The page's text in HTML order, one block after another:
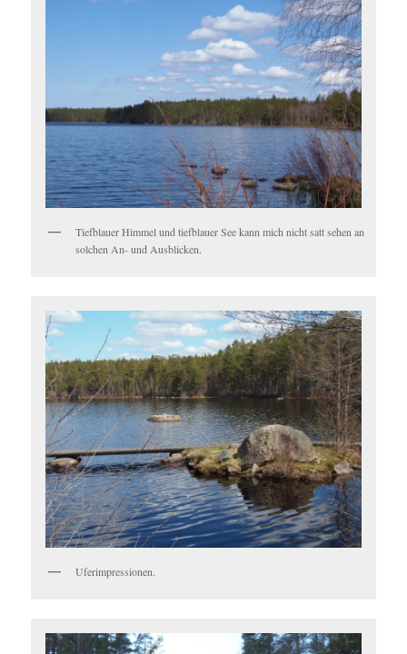
Tiefblauer Himmel und tiefblauer See kann mich nicht satt sehen an
solchen An- und Ausblicken.
Uferimpressionen.